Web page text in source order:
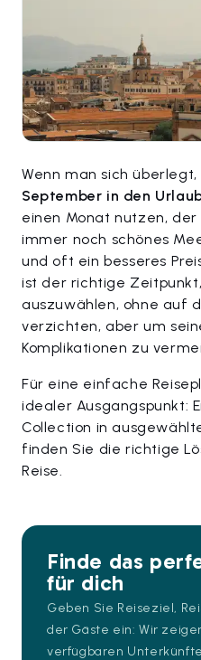
Wenn man sich überlegt,
September in den
einen Monat nutzen,
immer noch schönes
und oft ein besseres
ist der richtige
auszuwählen, ohne auf
verzichten, aber um
Komplikationen zu
Für eine einfache
idealer Ausgangspunkt:
Collection in
finden Sie die richtige
Reise.
Finde das
für dich
Geben Sie Reiseziel,
der Gäste ein: Wir
verfügbaren